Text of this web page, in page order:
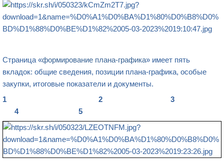
Страница «формирование плана-графика» имеет пять
вкладок: общие сведения, позиции плана-графика, особые
закупки, итоговые показатели и документы.
1 2 3
4 5